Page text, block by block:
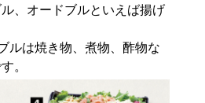
、オードブルといえば揚げ
ルは焼き物、煮物、酢物な
。